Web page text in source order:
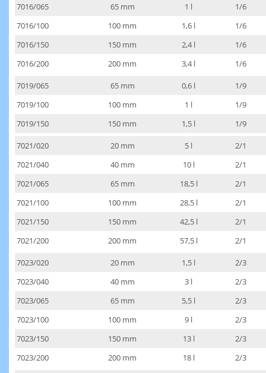
7016/065 65 mm 1 l
1/6
7016/100
100 mm 1,6 l
1/6
7016/150
150 mm 2,4 l
1/6
7016/200
200 mm 3,4 l 1/6
7019/065 65 mm 0,6 l
1/9
7019/100
100 mm 1 l
1/9
7019/150
150 mm 1,5 l 1/9
7021/020 20 mm 5 l
2/1
7021/040
40 mm 10 l
2/1
7021/065
65 mm 18,5 l
2/1
7021/100
100 mm 28,5 l
2/1
7021/150
150 mm 42,5 l
2/1
7021/200
200 mm 57,5 l 2/1
7023/020 20 mm 1,5 l
2/3
7023/040
40 mm 3 l
2/3
7023/065
65 mm 5,5 l
2/3
7023/100
100 mm 9 l
2/3
7023/150
150 mm 13 l
2/3
7023/200
200 mm 18 l 2/3